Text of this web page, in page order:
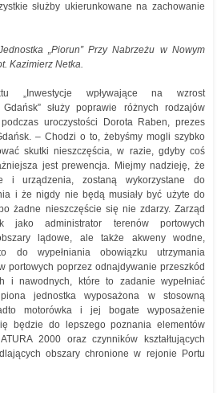
służby ukierunkowane na zachowanie
„Piorun” Przy Nabrzeżu w Nowym
Kazimierz Netka.
„Inwestycje wpływające na wzrost
służy poprawie różnych rodzajów
uroczystości Dorota Raben, prezes
– Chodzi o to, żebyśmy mogli szybko
skutki nieszczęścia, w razie, gdyby coś
jest prewencja. Miejmy nadzieję, że
i urządzenia, zostaną wykorzystane do
i że nigdy nie będą musiały być użyte do
żadne nieszczęście się nie zdarzy. Zarząd
jako administrator terenów portowych
lądowe, ale także akweny wodne,
do wypełniania obowiązku utrzymania
portowych poprzez odnajdywanie przeszkód
i nawodnych, które to zadanie wypełniać
jednostka wyposażona w stosowną
motorówka i jej bogate wyposażenie
będzie do lepszego poznania elementów
2000 oraz czynników kształtujących
obszary chronione w rejonie Portu